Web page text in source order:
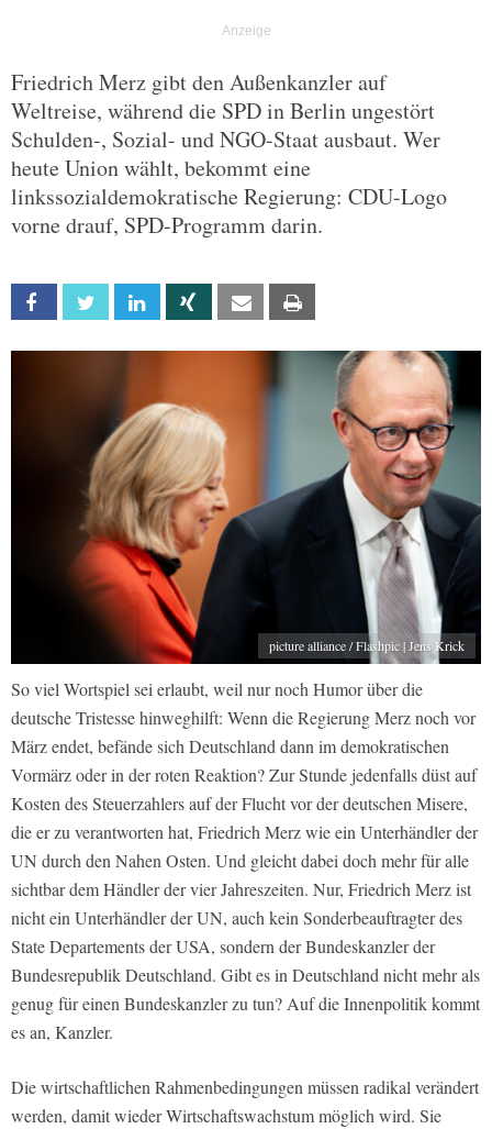
Friedrich Merz gibt den Außenkanzler auf
Weltreise, während die SPD in Berlin ungestört
Schulden-, Sozial- und NGO-Staat ausbaut. Wer
heute Union wählt, bekommt eine
linkssozialdemokratische Regierung: CDU-Logo
vorne drauf, SPD-Programm darin.
Facebook Twitter Linkedin Xing Email
picture alliance / Flashpic | Jens Krick
So viel Wortspiel sei erlaubt, weil nur noch Humor über die
deutsche Tristesse hinweghilft: Wenn die Regierung Merz noch vor
März endet, befände sich Deutschland dann im demokratischen
Vormärz oder in der roten Reaktion? Zur Stunde jedenfalls düst auf
Kosten des Steuerzahlers auf der Flucht vor der deutschen Misere,
die er zu verantworten hat, Friedrich Merz wie ein Unterhändler der
UN durch den Nahen Osten. Und gleicht dabei doch mehr für alle
sichtbar dem Händler der vier Jahreszeiten. Nur, Friedrich Merz ist
nicht ein Unterhändler der UN, auch kein Sonderbeauftragter des
State Departements der USA, sondern der Bundeskanzler der
Bundesrepublik Deutschland. Gibt es in Deutschland nicht mehr als
genug für einen Bundeskanzler zu tun? Auf die Innenpolitik kommt
es an, Kanzler.
Die wirtschaftlichen Rahmenbedingungen müssen radikal verändert
werden, damit wieder Wirtschaftswachstum möglich wird. Sie